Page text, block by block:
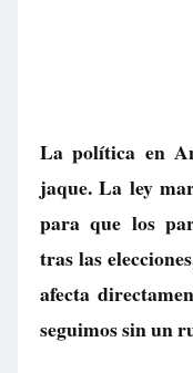
La política en
jaque. La ley
para que los
tras las
afecta
seguimos sin un